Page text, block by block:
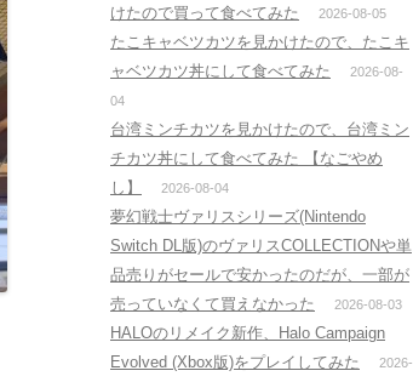
けたので買って食べてみた
2026-08-05
たこキャベツカツを見かけたので、たこキ
ャベツカツ丼にして食べてみた
2026-08-
04
台湾ミンチカツを見かけたので、台湾ミン
チカツ丼にして食べてみた 【なごやめ
し】
2026-08-04
夢幻戦士ヴァリスシリーズ(Nintendo
Switch DL版)のヴァリスCOLLECTIONや単
品売りがセールで安かったのだが、一部が
売っていなくて買えなかった
2026-08-03
HALOのリメイク新作、Halo Campaign
Evolved (Xbox版)をプレイしてみた
2026-